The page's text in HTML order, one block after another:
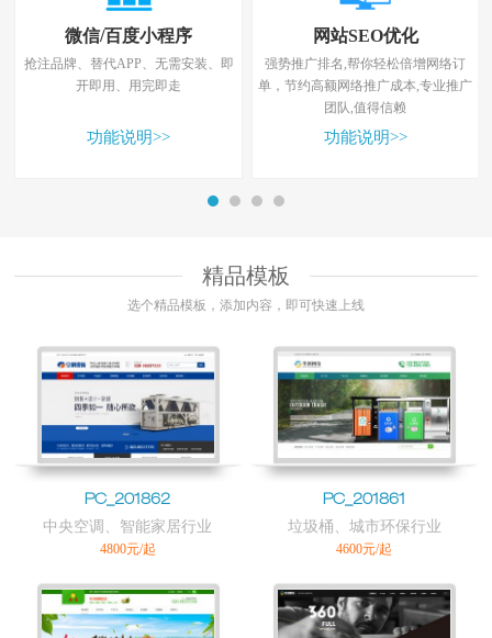
微信/百度小程序
抢注品牌、替代APP、无需安装、即
开即用、用完即走
功能说明>>
网站SEO优化
强势推广排名,帮你轻松倍增网络订
单，节约高额网络推广成本,专业推广
团队,值得信赖
功能说明>>
精品模板
选个精品模板，添加内容，即可快速上线
PC_201862
中央空调、智能家居行业
4800元/起
PC_201861
垃圾桶、城市环保行业
4600元/起